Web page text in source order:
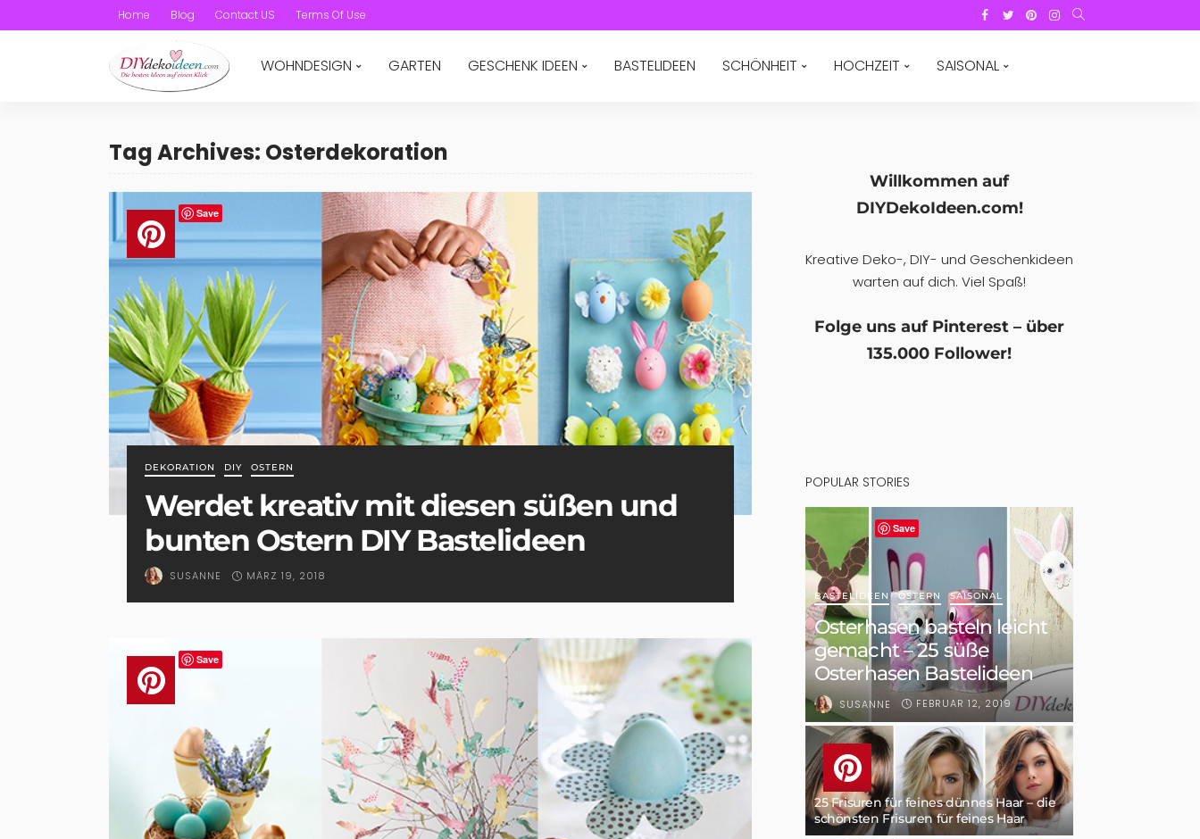
Home Blog Contact US Terms Of Use
WOHNDESIGN GARTEN GESCHENK IDEEN BASTELIDEEN SCHÖNHEIT HOCHZEIT SAISONAL
Tag Archives: Osterdekoration
Save
DEKORATION DIY OSTERN
Werdet kreativ mit diesen süßen und
bunten Ostern DIY Bastelideen
SUSANNE MÄRZ 19, 2018
Save
Willkommen auf
DIYDekoIdeen.com!
Kreative Deko-, DIY- und Geschenkideen
warten auf dich. Viel Spaß!
Folge uns auf Pinterest – über
135.000 Follower!
POPULAR STORIES
Save
BASTELIDEEN OSTERN SAISONAL
Osterhasen basteln leicht
gemacht – 25 süße
Osterhasen Bastelideen
SUSANNE FEBRUAR 12, 2019
25 Frisuren für feines dünnes Haar – die
schönsten Frisuren für feines Haar